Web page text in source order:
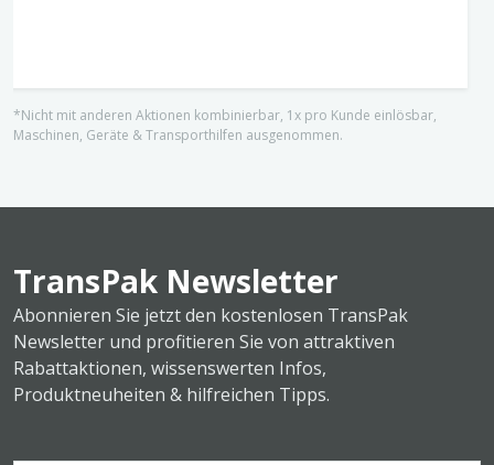
*Nicht mit anderen Aktionen kombinierbar, 1x pro Kunde einlösbar,
Maschinen, Geräte & Transporthilfen ausgenommen.
TransPak Newsletter
Abonnieren Sie jetzt den kostenlosen TransPak
Newsletter und profitieren Sie von attraktiven
Rabattaktionen, wissenswerten Infos,
Produktneuheiten & hilfreichen Tipps.